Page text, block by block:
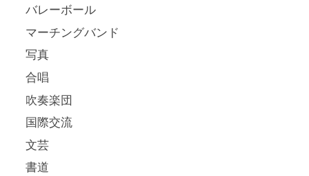
バレーボール
マーチングバンド
写真
合唱
吹奏楽団
国際交流
文芸
書道